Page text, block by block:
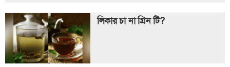
কর। সুতরাং তোমার চেহারা মাসজিদুল হারামের দিকে ফিরাও এবং তোমরা
যেখানেই থাক, তার দিকেই তোমাদের চেহারা ফিরাও। আর নিশ্চয় যারা
কিতাবপ্রাপ্ত হয়েছে, তারা অবশ্যই জানে যে, তা তাদের রবের পক্ষ থেকে
সত্য এবং তারা যা করে, সে ব্যাপারে আল্লাহ গাফিল নন।’ ( সূরা বাকারা,
আয়াত, ১৪৪)
লিকার চা না গ্রিন টি?